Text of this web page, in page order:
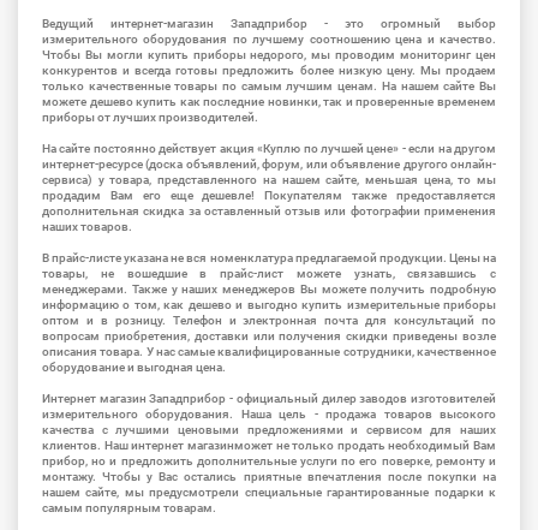
Ведущий интернет-магазин Западприбор - это огромный выбор
измерительного оборудования по лучшему соотношению цена и качество.
Чтобы Вы могли купить приборы недорого, мы проводим мониторинг цен
конкурентов и всегда готовы предложить более низкую цену. Мы продаем
только качественные товары по самым лучшим ценам. На нашем сайте Вы
можете дешево купить как последние новинки, так и проверенные временем
приборы от лучших производителей.
На сайте постоянно действует акция «Куплю по лучшей цене» - если на другом
интернет-ресурсе (доска объявлений, форум, или объявление другого онлайн-
сервиса) у товара, представленного на нашем сайте, меньшая цена, то мы
продадим Вам его еще дешевле! Покупателям также предоставляется
дополнительная скидка за оставленный отзыв или фотографии применения
наших товаров.
В прайс-листе указана не вся номенклатура предлагаемой продукции. Цены на
товары, не вошедшие в прайс-лист можете узнать, связавшись с
менеджерами. Также у наших менеджеров Вы можете получить подробную
информацию о том, как дешево и выгодно купить измерительные приборы
оптом и в розницу. Телефон и электронная почта для консультаций по
вопросам приобретения, доставки или получения скидки приведены возле
описания товара. У нас самые квалифицированные сотрудники, качественное
оборудование и выгодная цена.
Интернет магазин Западприбор - официальный дилер заводов изготовителей
измерительного оборудования. Наша цель - продажа товаров высокого
качества с лучшими ценовыми предложениями и сервисом для наших
клиентов. Наш интернет магазинможет не только продать необходимый Вам
прибор, но и предложить дополнительные услуги по его поверке, ремонту и
монтажу. Чтобы у Вас остались приятные впечатления после покупки на
нашем сайте, мы предусмотрели специальные гарантированные подарки к
самым популярным товарам.